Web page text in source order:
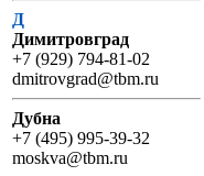
Д
Димитровград
+7 (929) 794-81-02
dmitrovgrad@tbm.ru
Дубна
+7 (495) 995-39-32
moskva@tbm.ru